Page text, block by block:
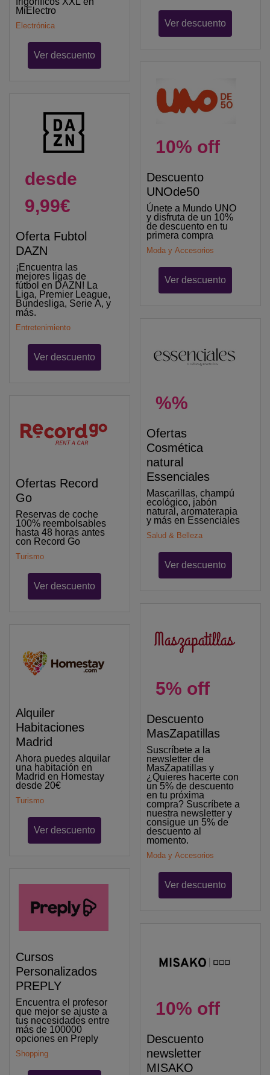
MiElectro
Electrónica
Ver descuento
desde
9,99€
Oferta Fubtol
DAZN
¡Encuentra las
mejores ligas de
fútbol en DAZN! La
Liga, Premier League,
Bundesliga, Serie A, y
más.
Entretenimiento
Ver descuento
Ofertas Record
Go
Reservas de coche
100% reembolsables
hasta 48 horas antes
con Record Go
Turismo
Ver descuento
Alquiler
Habitaciones
Madrid
Ahora puedes alquilar
una habitación en
Madrid en Homestay
desde 20€
Turismo
Ver descuento
Cursos
Personalizados
PREPLY
Encuentra el profesor
que mejor se ajuste a
tus necesidades entre
más de 100000
opciones en Preply
Shopping
Ver descuento
10% off
Descuento
UNOde50
Únete a Mundo UNO
y disfruta de un 10%
de descuento en tu
primera compra
Moda y Accesorios
Ver descuento
%%
Ofertas
Cosmética
natural
Essenciales
Mascarillas, champú
ecológico, jabón
natural, aromaterapia
y más en Essenciales
Salud & Belleza
Ver descuento
5% off
Descuento
MasZapatillas
Suscríbete a la
newsletter de
MasZapatillas y
¿Quieres hacerte con
un 5% de descuento
en tu próxima
compra? Suscríbete a
nuestra newsletter y
consigue un 5% de
descuento al
momento.
Moda y Accesorios
Ver descuento
10% off
Descuento
newsletter
MISAKO